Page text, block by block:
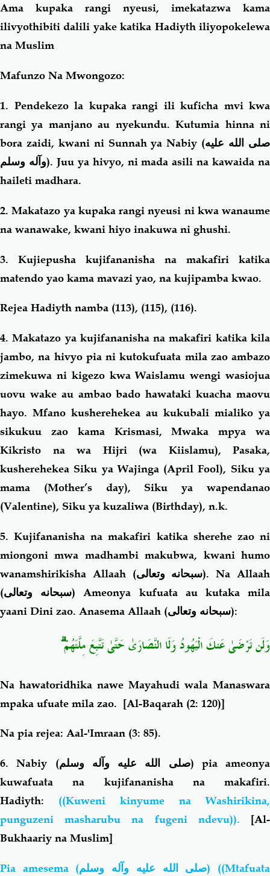
Ama kupaka rangi nyeusi, imekatazwa kama
ilivyothibiti dalili yake katika Hadiyth iliyopokelewa
na Muslim
Mafunzo Na Mwongozo:
1. Pendekezo la kupaka rangi ili kuficha mvi kwa
rangi ya manjano au nyekundu. Kutumia hinna ni
bora zaidi, kwani ni Sunnah ya Nabiy (صلى الله عليه
وآله وسلم). Juu ya hivyo, ni mada asili na kawaida na
haileti madhara.
2. Makatazo ya kupaka rangi nyeusi ni kwa wanaume
na wanawake, kwani hiyo inakuwa ni ghushi.
3. Kujiepusha kujifananisha na makafiri katika
matendo yao kama mavazi yao, na kujipamba kwao.
Rejea Hadiyth namba (113), (115), (116).
4. Makatazo ya kujifananisha na makafiri katika kila
jambo, na hivyo pia ni kutokufuata mila zao ambazo
zimekuwa ni kigezo kwa Waislamu wengi wasiojua
uovu wake au ambao bado hawataki kuacha maovu
hayo. Mfano kusherehekea au kukubali mialiko ya
sikukuu zao kama Krismasi, Mwaka mpya wa
Kikristo na wa Hijri (wa Kiislamu), Pasaka,
kusherehekea Siku ya Wajinga (April Fool), Siku ya
mama (Mother’s day), Siku ya wapendanao
(Valentine), Siku ya kuzaliwa (Birthday), n.k.
5. Kujifananisha na makafiri katika sherehe zao ni
miongoni mwa madhambi makubwa, kwani humo
wanamshirikisha Allaah (سبحانه وتعالى). Na Allaah
(سبحانه وتعالى) Ameonya kufuata au kutaka mila
yaani Dini zao. Anasema Allaah (سبحانه وتعالى):
وَلَن تَرْضَىٰ عَنكَ الْيَهُودُ وَلَا النَّصَارَىٰ حَتَّىٰ تَتَّبِعَ مِلَّتَهُمْ ۗ
Na hawatoridhika nawe Mayahudi wala Manaswara
mpaka ufuate mila zao. [Al-Baqarah (2: 120)]
Na pia rejea: Aal-'Imraan (3: 85).
6. Nabiy (صلى الله عليه وآله وسلم) pia ameonya
kuwafuata na kujifananisha na makafiri.
Hadiyth: ((Kuweni kinyume na Washirikina,
punguzeni masharubu na fugeni ndevu)). [Al-
Bukhaariy na Muslim]
Pia amesema (صلى الله عليه وآله وسلم) ((Mtafuata